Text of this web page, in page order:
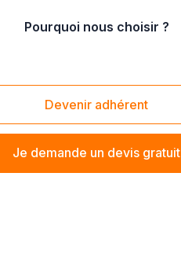
Pourquoi nous choisir ?
Devenir adhérent
Je demande un devis gratuit